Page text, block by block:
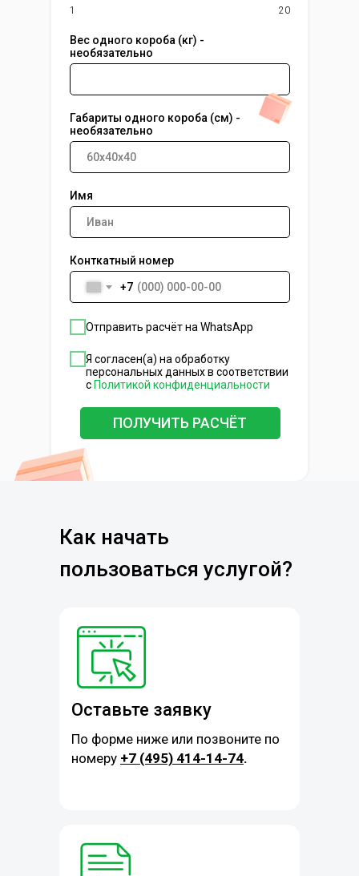
1 20
Вес одного короба (кг) -
необязательно
Габариты одного короба (см) -
необязательно
Имя
Конткатный номер
+7
Отправить расчёт на WhatsApp
Я согласен(а) на обработку
персональных данных в соответствии
сПолитикой конфиденциальности
ПОЛУЧИТЬ РАСЧЁТ
Как начать
пользоваться услугой?
По форме ниже или позвоните по
номеру +7 (495) 414-14-74.
Оставьте заявку